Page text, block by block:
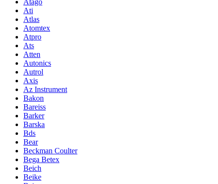
Ati
Atlas
Atomtex
Atpro
Ats
Atten
Autonics
Autrol
Axis
Az Instrument
Bakon
Bareiss
Barker
Barska
Bds
Bear
Beckman Coulter
Bega Betex
Beich
Beike